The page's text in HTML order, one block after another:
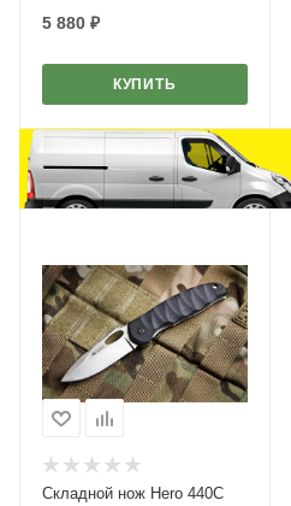
5 880 ₽
КУПИТЬ
Складной нож Hero 440C